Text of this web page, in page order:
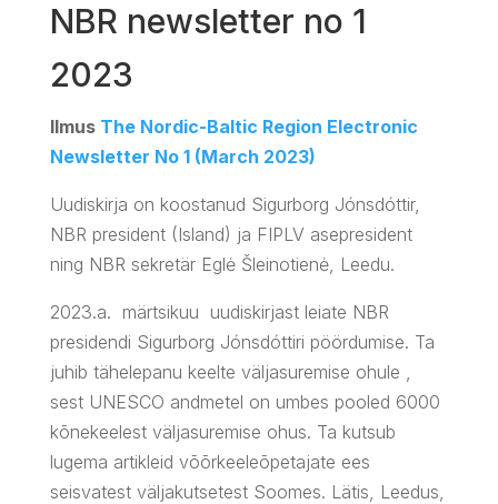
NBR newsletter no 1
2023
Ilmus The Nordic-Baltic Region Electronic
Newsletter No 1 (March 2023)
Uudiskirja on koostanud Sigurborg Jónsdóttir,
NBR president (Island) ja FIPLV asepresident
ning NBR sekretär Eglė Šleinotienė, Leedu.
2023.a. märtsikuu uudiskirjast leiate NBR
presidendi Sigurborg Jónsdóttiri pöördumise. Ta
juhib tähelepanu keelte väljasuremise ohule ,
sest UNESCO andmetel on umbes pooled 6000
kõnekeelest väljasuremise ohus. Ta kutsub
lugema artikleid võõrkeeleõpetajate ees
seisvatest väljakutsetest Soomes. Lätis, Leedus,